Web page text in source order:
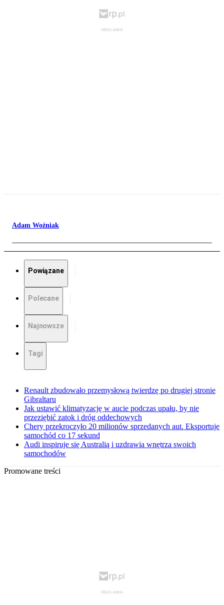
Adam Woźniak
Powiązane
Polecane
Najnowsze
Tagi
Renault zbudowało przemysłową twierdzę po drugiej stronie
Gibraltaru
Jak ustawić klimatyzację w aucie podczas upału, by nie
przeziębić zatok i dróg oddechowych
Chery przekroczyło 20 milionów sprzedanych aut. Eksportuje
samochód co 17 sekund
Audi inspiruje się Australią i uzdrawia wnętrza swoich
samochodów
Promowane treści